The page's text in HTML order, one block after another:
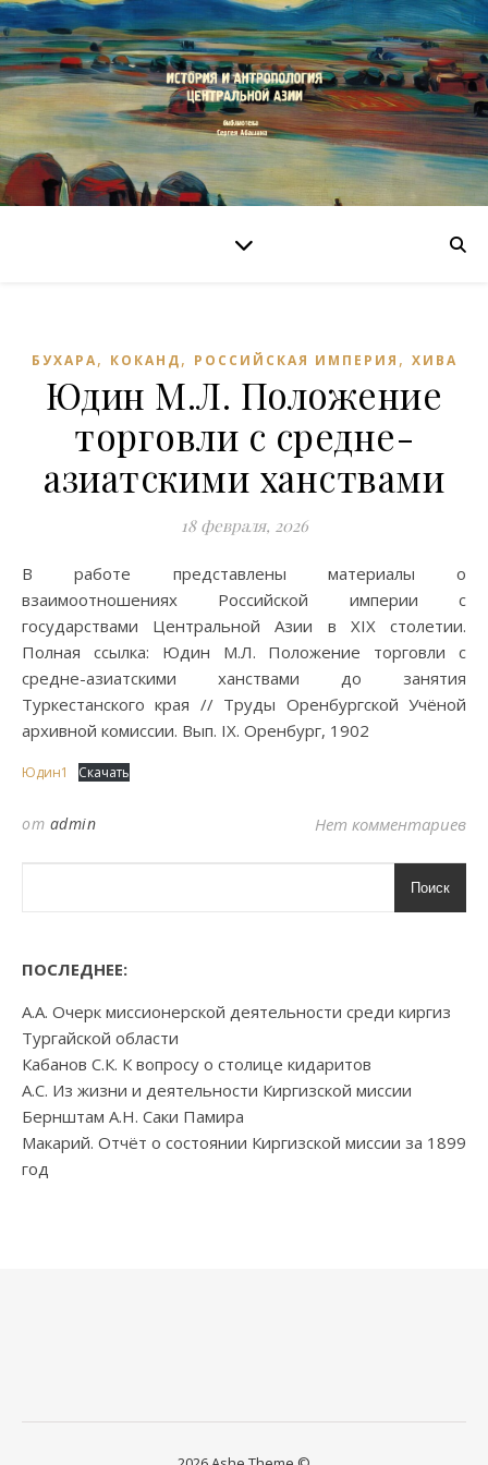
БУХАРА, КОКАНД, РОССИЙСКАЯ ИМПЕРИЯ , ХИВА
Юдин М.Л. Положение
торговли с средне-
азиатскими ханствами
18 февраля, 2026
В работе представлены материалы о
взаимоотношениях Российской империи с
государствами Центральной Азии в XIX столетии.
Полная ссылка: Юдин М.Л. Положение торговли с
средне-азиатскими ханствами до занятия
Туркестанского края // Труды Оренбургской Учёной
архивной комиссии. Вып. IX. Оренбург, 1902
Юдин1 Скачать
от admin Нет комментариев
Поиск
ПОСЛЕДНЕЕ:
А.А. Очерк миссионерской деятельности среди киргиз
Тургайской области
Кабанов С.К. К вопросу о столице кидаритов
А.С. Из жизни и деятельности Киргизской миссии
Бернштам А.Н. Саки Памира
Макарий. Отчёт о состоянии Киргизской миссии за 1899
год